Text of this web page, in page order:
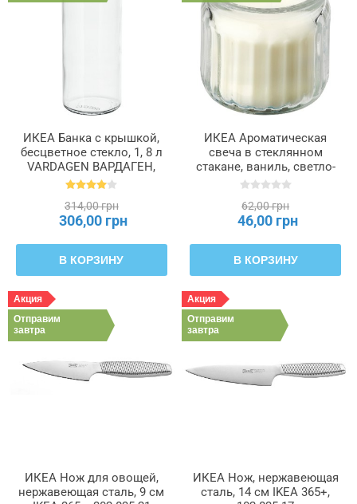
ИКЕА Банка с крышкой,
бесцветное стекло, 1, 8 л
VARDAGEN ВАРДАГЕН,
602.919.30
314,00 грн
306,00 грн
В КОРЗИНУ
ИКЕА Ароматическая
свеча в стеклянном
стакане, ваниль, светло-
бежевый, 12 часов
62,00 грн
46,00 грн
В КОРЗИНУ
Акция
Отправим
завтра
ИКЕА Нож для овощей,
нержавеющая сталь, 9 см
Акция
Отправим
завтра
ИКЕА Нож, нержавеющая
сталь, 14 см IKEA 365+,